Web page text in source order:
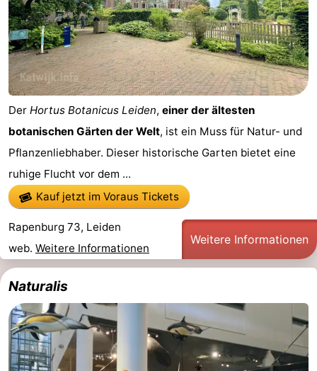
Der Hortus Botanicus Leiden, einer der ältesten
botanischen Gärten der Welt, ist ein Muss für Natur- und
Pflanzenliebhaber. Dieser historische Garten bietet eine
ruhige Flucht vor dem ...
Kauf jetzt im Voraus Tickets
Rapenburg 73, Leiden
web. Weitere Informationen
Weitere Informationen
Naturalis